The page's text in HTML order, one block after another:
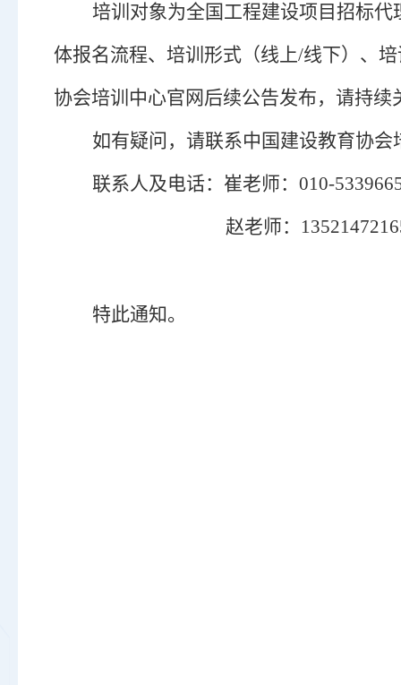
培训对象为全国工程建设项目招标
体报名流程、培训形式（线上/线下）、
协会培训中心官网后续公告发布，请持续
如有疑问，请联系中国建设教育协会
联系人及电话： 崔老师： 010-
赵老师：
特此通知。